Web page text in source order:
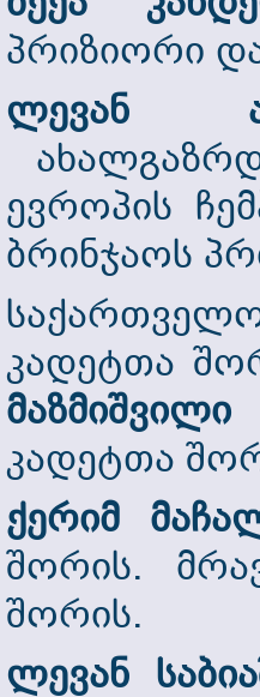
პრიზიორი
ლევან
ევროპის
ბრინჯაოს
კადეტთა
კადეტთა
ქერიმ
შორის.
შორის.
ლევან